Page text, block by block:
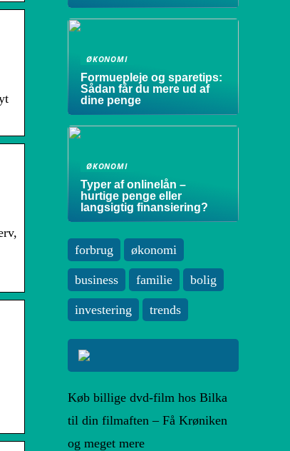
ØKONOMI
Formuepleje og sparetips:
Sådan får du mere ud af
dine penge
ØKONOMI
Typer af onlinelån –
hurtige penge eller
langsigtig finansiering?
forbrug økonomi
business familie bolig
investering trends
Køb billige dvd-film hos Bilka
til din filmaften – Få Krøniken
og meget mere